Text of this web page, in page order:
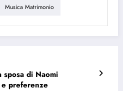
Musica Matrimonio
sposa di Naomi
preferenze